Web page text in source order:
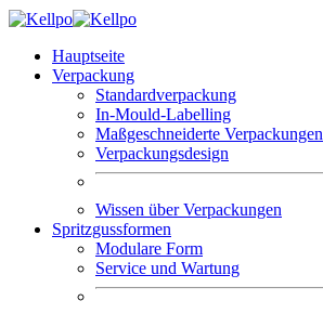
Hauptseite
Verpackung
Standardverpackung
In-Mould-Labelling
Maßgeschneiderte Verpackungen
Verpackungsdesign
Wissen über Verpackungen
Spritzgussformen
Modulare Form
Service und Wartung